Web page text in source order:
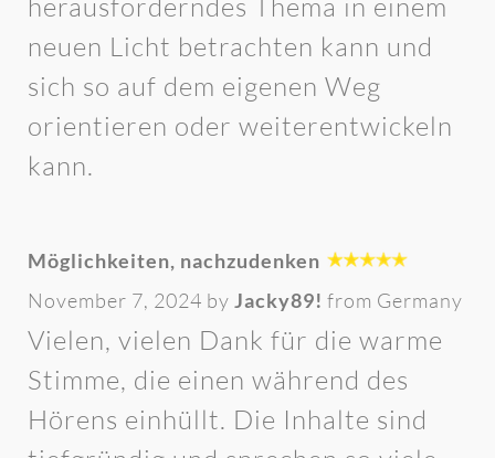
herausforderndes Thema in einem
neuen Licht betrachten kann und
sich so auf dem eigenen Weg
orientieren oder weiterentwickeln
kann.
Möglichkeiten, nachzudenken
November 7, 2024 by Jacky89! from Germany
Vielen, vielen Dank für die warme
Stimme, die einen während des
Hörens einhüllt. Die Inhalte sind